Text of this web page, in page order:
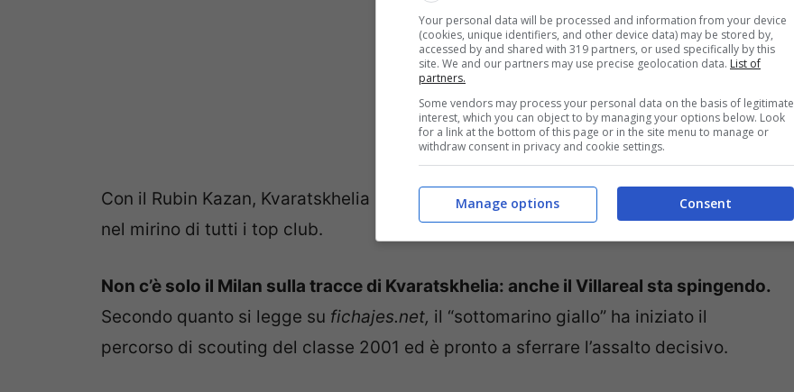
Con il Rubin Kazan, Kvaratskhelia ha messo in mostra qualità che lo hanno messo
nel mirino di tutti i top club.
Non c’è solo il Milan sulla tracce di Kvaratskhelia: anche il Villareal sta spingendo.
Secondo quanto si legge su fichajes.net, il “sottomarino giallo” ha iniziato il
percorso di scouting del classe 2001 ed è pronto a sferrare l’assalto decisivo.
Your personal data will be processed and information from your device
(cookies, unique identifiers, and other device data) may be stored by,
accessed by and shared with 319 partners, or used specifically by this
site. We and our partners may use precise geolocation data. List of
partners.
Some vendors may process your personal data on the basis of legitimate
interest, which you can object to by managing your options below. Look
for a link at the bottom of this page or in the site menu to manage or
withdraw consent in privacy and cookie settings.
Consent
Manage options